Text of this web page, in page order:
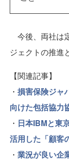
今後、両社は
ジェクトの推進
【関連記事】
・ 損害保険ジャ
向けた包括協力
・ 日本IBMと東
活用した「顧客
・ 業況が良い企